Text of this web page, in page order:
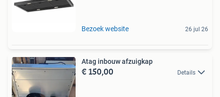
Bezoek website 26 jul 26
Atag inbouw afzuigkap
€ 150,00 Details